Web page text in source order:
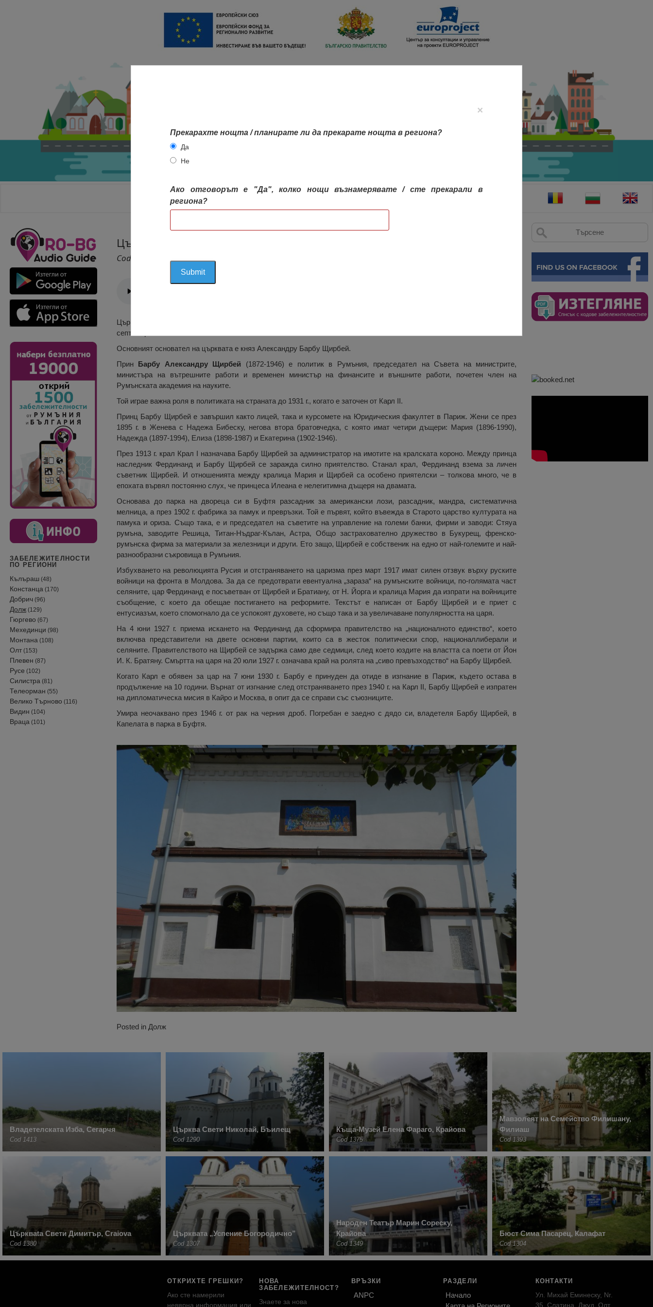
НАЧАЛО
ЗАБЕЛЕЖИТЕЛНОСТИ
ПО РЕГИОНИ
Кълъраш (48)
Констанца (170)
Добрич (96)
Долж (129)
Гюргево (67)
Мехединци (98)
Монтана (108)
Олт (153)
Плевен (87)
Русе (102)
Силистра (81)
Телеорман (55)
Велико Търново (116)
Видин (104)
Враца (101)
Църквата „Успение Богородично”, Бъилещ
Cod 1288
Църквата „Успение Богородично“ в общ. Бъилещ започва да се изгражда от основи на 8 юли 1885 г. и е завършена на 5
септември 1887 г.
Основният основател на църквата е княз Александру Барбу Щирбей.
Прин Барбу Александру Щирбей (1872-1946) е политик в Румъния, председател на Съвета на министрите,
министъра на вътрешните работи и временен министър на финансите и външните работи, почетен член на
Румънската академия на науките.
Той играе важна роля в политиката на страната до 1931 г., когато е заточен от Карл II.
Принц Барбу Щирбей е завършил както лицей, така и курсомете на Юридическия факултет в Париж. Жени се през
1895 г. в Женева с Надежа Бибеску, негова втора братовчедка, с която имат четири дъщери: Мария (1896-1990),
Надежда (1897-1994), Елиза (1898-1987) и Екатерина (1902-1946).
През 1913 г. крал Крал I назначава Барбу Щирбей за администратор на имотите на кралската короно. Между принца
наследник Фердинанд и Барбу Щирбей се заражда силно приятелство. Станал крал, Фердинанд взема за личен
съветник Щирбей. И отношенията между кралица Мария и Щирбей са особено приятелски – толкова много, че в
епохата вървял постоянно слух, че принцеса Илеана е нелегитимна дъщеря на двамата.
Основава до парка на двореца си в Буфтя разсадник за американски лози, разсадник, мандра, систематична
мелница, а през 1902 г. фабрика за памук и превръзки. Той е първят, който въвежда в Старото царство културата на
памука и ориза. Също така, е и председател на съветите на управление на големи банки, фирми и заводи: Стяуа
румъна, заводите Решица, Титан-Нъдраг-Кълан, Астра, Общо застрахователно дружество в Букурещ, френско-
румънска фирма за материали за железници и други. Ето защо, Щирбей е собственик на едно от най-големите и най-
разнообразни съкровища в Румъния.
Избухването на революцията Русия и отстраняването на царизма през март 1917 имат силен отзвук върху руските
войници на фронта в Молдова. За да се предотврати евентуална „зараза“ на румънските войници, по-голямата част
селяните, цар Фердинанд е посъветван от Щирбей и Братиану, от Н. Йорга и кралица Мария да изпрати на войниците
съобщение, с което да обещае постигането на реформите. Текстът е написан от Барбу Щирбей и е приет с
ентусиазъм, което спомогнало да се успокоят духовете, но също така и за увеличаване популярността на царя.
На 4 юни 1927 г. приема искането на Фердинанд да сформира правителство на „националното единство“, което
включва представители на двете основни партии, които са в жесток политически спор, националлиберали и
селяните. Правителството на Щирбей се задържа само две седмици, след което юздите на властта са поети от Йон
И. К. Братяну. Смъртта на царя на 20 юли 1927 г. означава край на ролята на „сиво превъзходство“ на Барбу Щирбей.
Когато Карл е обявен за цар на 7 юни 1930 г. Барбу е принуден да отиде в изгнание в Париж, където остава в
продължение на 10 години. Върнат от изгнание след отстраняването през 1940 г. на Карл II, Барбу Щирбей е изпратен
на дипломатическа мисия в Кайро и Москва, в опит да се справи със съюзниците.
Умира неочаквано през 1946 г. от рак на черния дроб. Погребан е заедно с дядо си, владетеля Барбу Щирбей, в
Капелата в парка в Буфтя.
×
Прекарахте нощта / планирате ли да прекарате нощта в региона?
Да
Не
Ако отговорът е "Да", колко нощи възнамерявате / сте прекарали в
региона?
Posted in Долж
Владетелската Изба, Сегарчя
Cod 1413
Църква Свети Николай, Бъилещ
Cod 1290
Къща-Музей Елена Фараго, Крайова
Cod 1375
Мавзолеят на Семейство Филишану,
Филиаш
Cod 1393
Църкваta Свети Димитър, Craiova
Cod 1380
Църквата „Успение Богородично”
Cod 1307
Народен Театър Марин Сореску,
Крайова
Cod 1349
Бюст Сима Пасарец, Калафат
Cod 1304
ОТКРИХТЕ ГРЕШКИ?
Ако сте намерили
невярна информация или
НОВА
ЗАБЕЛЕЖИТЕЛНОСТ?
Знаете за нова
ВРЪЗКИ
ANPC
РАЗДЕЛИ
Начало
КОНТАКТИ
Ул. Михай Еминеску, Nr.
35, Слатина, Джуд. Олт,